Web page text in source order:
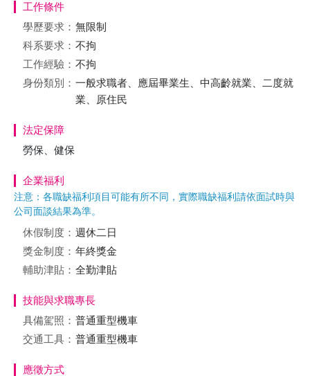
工作條件
學歷要求： 無限制
科系要求： 不拘
工作經驗： 不拘
身份類別： 一般求職者、應屆畢業生、中高齡就業、二度就
業、原住民
法定保障
勞保、健保
企業福利
注意：各職缺福利項目可能有所不同，實際職缺福利請依面試時與
公司面談結果為準。
休假制度： 週休二日
獎金制度： 年終獎金
輔助津貼： 全勤津貼
技能與求職專長
具備駕照： 普通重型機車
交通工具： 普通重型機車
應徵方式